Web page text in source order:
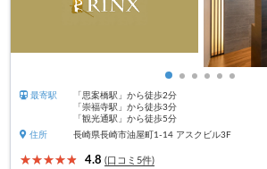
最寄駅
「思案橋駅」から徒歩2分
「崇福寺駅」から徒歩3分
「観光通駅」から徒歩5分
住所
長崎県長崎市油屋町1-14 アスクビル3F
4.8 (口コミ5件)